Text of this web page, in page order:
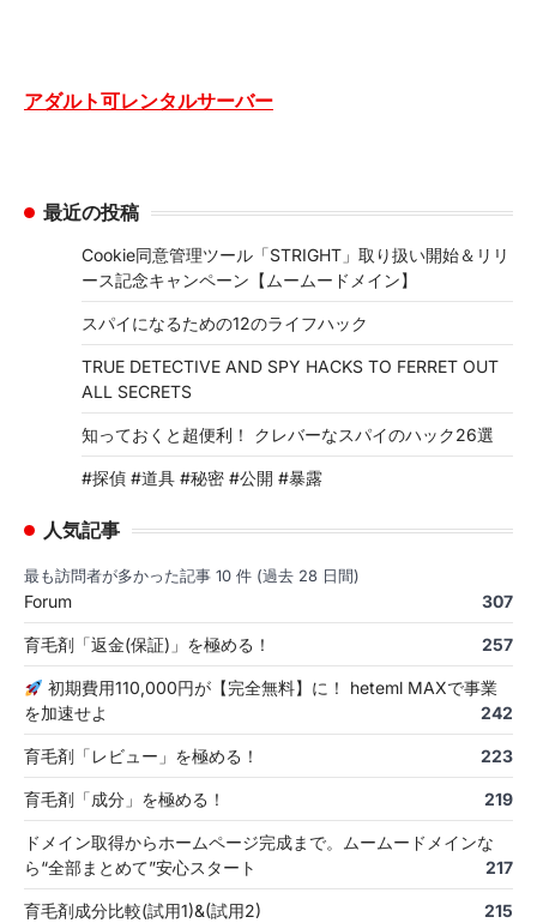
アダルト可レンタルサーバー
最近の投稿
Cookie同意管理ツール「STRIGHT」取り扱い開始＆リリ
ース記念キャンペーン【ムームードメイン】
スパイになるための12のライフハック
TRUE DETECTIVE AND SPY HACKS TO FERRET OUT
ALL SECRETS
知っておくと超便利！ クレバーなスパイのハック26選
#探偵 #道具 #秘密 #公開 #暴露
人気記事
最も訪問者が多かった記事 10 件 (過去 28 日間)
Forum 307
育毛剤「返金(保証)」を極める！ 257
初期費用110,000円が【完全無料】に！ heteml MAXで事業
を加速せよ
242
育毛剤「レビュー」を極める！ 223
育毛剤「成分」を極める！ 219
ドメイン取得からホームページ完成まで。ムームードメインな
ら“全部まとめて”安心スタート
217
育毛剤成分比較(試用1)&(試用2) 215